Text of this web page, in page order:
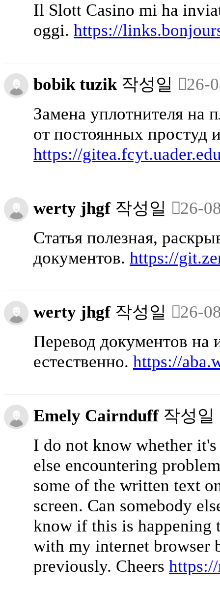
Il Slott Casino mi ha
oggi. https://
bobik tuzik 작성일
26-
Замена уплотнителя на
от постоянных простуд
https://
werty jhgf 작성일
26-
Статья полезная,
документов. https://
werty jhgf 작성일
26-
Перевод документов на
естественно. https://
Emely Cairnduff 작성일
I do not know whether
else encountering
some of the written text
screen. Can somebody
know if this is happening
with my internet browser
previously. Cheers